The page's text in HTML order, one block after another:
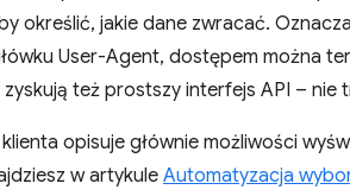
określić, jakie dane zwracać.
User-Agent, dostępem można
też prostszy interfejs API – nie
opisuje głównie możliwości
w artykule Automatyzacja